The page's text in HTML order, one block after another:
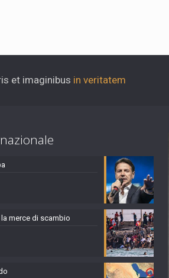
et imaginibus in veritatem
la merce di scambio